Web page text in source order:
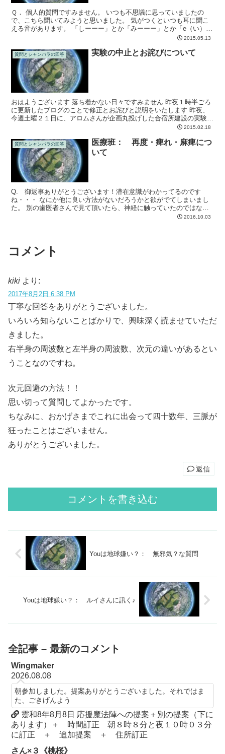
Ｑ． 個人的質問ですみません。 いつも不思議に思っていましたの
で、こちら聞いてみようと思いました。 気がつくといつも耳に聞こ
える音があります。 「しーーー」とか「みーーー」とか「e（い）－
－－－－」っていう音です。 空気の音なのかな、体の中...2015.05.13
質問とシャンバラの回答 実験の中止とお詫びについて
おはようございます 落ち着かない日々ですみません 昨夜１時半ごろ
に更新したブログのことで修正とお詫びと説明をいたします 昨夜、
今週土曜２１日に、アロムさんが企画丸投げした合宿所建設の実験を
予定して説明会のブログをあげてしまいました 皆さんで...2015.02.18
質問とシャンバラの回答
医療班： 再度・痺れ・麻痺につ
いて
Q. 御返事ありがとうございます！潜在意識がわかってるのです
ね・・・ なにか他に良い方法がないだろうかと欲がでてしまいまし
た。 別の歯医者さんで見て頂いたら、神経に触っていたのではない
かと言われまして、最初にそれがわかってれば心構えができた...
2016.10.03
コメント
kiki より:
2017年8月2日 6:38 PM
丁寧な回答をありがとうございました。
いろいろ知らないことばかりで、興味深く読ませていただ
きました。
右半身の周波数と左半身の周波数、次元の違いがあるとい
うことなのですね。
次元回避の方法！！
思い切って質問してよかったです。
ちなみに、おかげさまでこれに出会って四十数年、三脈が
狂ったことはございません。
ありがとうございました。
返信
コメントを書き込む
Youは地球嫌い？： 無邪気？な質問
Youは地球嫌い？： ルイさんに訊く♪
全記事 – 最新のコメント
Wingmaker
2026.08.08
朝参加しました。提案ありがとうございました。それではま
た、ごきげんよう
靈和8年8月8日 応援魔法陣への提案＋別の提案（下に
あります）＋ 時間訂正 朝８時８分と夜１０時０３分
に訂正 ＋ 追加提案 ＋ 住所訂正
さん×３《桃桜》